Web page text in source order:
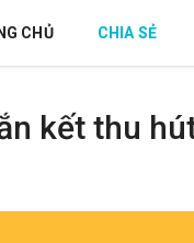
CHỦ CHIA SẺ
kết thu